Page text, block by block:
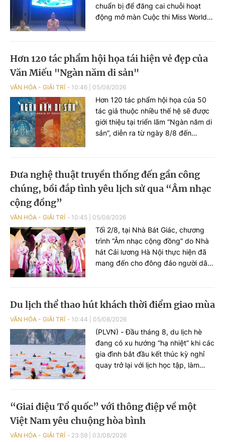
chuẩn bị để đăng cai chuỗi hoạt
động mở màn Cuộc thi Miss World
nhiên, văn hóa, con người, môi
trường đầu tư và tiềm năng phát
triển của Quảng Ninh tới bạn bè
Hơn 120 tác phẩm hội họa tái hiện vẻ đẹp của
Văn Miếu "Ngàn năm di sản"
VĂN HÓA - GIẢI TRÍ 10:46 05/08/2026
Hơn 120 tác phẩm hội họa của 50
tác giả thuộc nhiều thế hệ sẽ được
giới thiệu tại triển lãm “Ngàn năm di
sản”, diễn ra từ ngày 8/8 đến
niệm 950 năm Quốc Tử Giám
(1076-2026), đồng thời hướng tới
Việt Nam (02/9/1945 - 02/9/2026).
Đưa nghệ thuật truyền thống đến gần công
chúng, bồi đắp tình yêu lịch sử qua “Âm nhạc
cộng đồng”
VĂN HÓA - GIẢI TRÍ 10:45 05/08/2026
Tối 2/8, tại Nhà Bát Giác, chương
trình “Âm nhạc cộng đồng” do Nhà
hát Cải lương Hà Nội thực hiện đã
mang đến cho đông đảo người dân
múa hòa quyện trong không gian
của phố đi bộ hồ Hoàn Kiếm. Đặc
biệt, chương trình có sự giao lưu
của các nghệ sĩ đến từ phương
Nam, góp phần tạo nên cuộc gặp
gỡ nghệ thuật giàu cảm xúc.
Du lịch thể thao hút khách thời điểm giao mùa
VĂN HÓA - GIẢI TRÍ 10:44 05/08/2026
(PLVN) - Đầu tháng 8, du lịch hè
đang có xu hướng “hạ nhiệt” khi các
gia đình bắt đầu kết thúc kỳ nghỉ
quay trở lại với lịch học tập, làm
vậy, những giải đấu thể thao hứa
hẹn sẽ thu hút lượng lớn du khách.
“Giai điệu Tổ quốc” với thông điệp về một
Việt Nam yêu chuộng hòa bình
VĂN HÓA - GIẢI TRÍ 23:59 03/08/2026